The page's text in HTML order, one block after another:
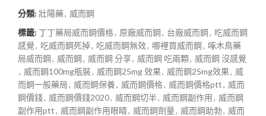
分類: 壯陽藥, 威而鋼
標籤: 丁丁藥局威而鋼價格, 原廠威而鋼, 台廠威而鋼, 吃威而鋼
感覺, 吃威而鋼死掉, 吃威而鋼無效, 哪裡買威而鋼, 啄木鳥藥
局威而鋼, 威而鋼, 威而鋼 分享, 威而鋼 吃兩顆, 威而鋼 沒感覺
, 威而鋼100mg瓶裝, 威而鋼25mg 效果, 威而鋼25mg效果, 威
而鋼一般藥局, 威而鋼保養, 威而鋼價格, 威而鋼價格ptt, 威而
鋼價錢, 威而鋼價錢2020, 威而鋼切半, 威而鋼副作用, 威而鋼
副作用ptt, 威而鋼副作用眼睛, 威而鋼劑量, 威而鋼助勃, 威而